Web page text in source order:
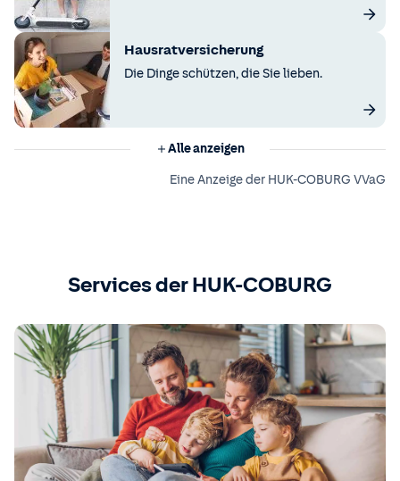
Hausratversicherung
Die Dinge schützen, die Sie lieben.
Alle anzeigen
Eine Anzeige der HUK-COBURG VVaG
Services der HUK-COBURG